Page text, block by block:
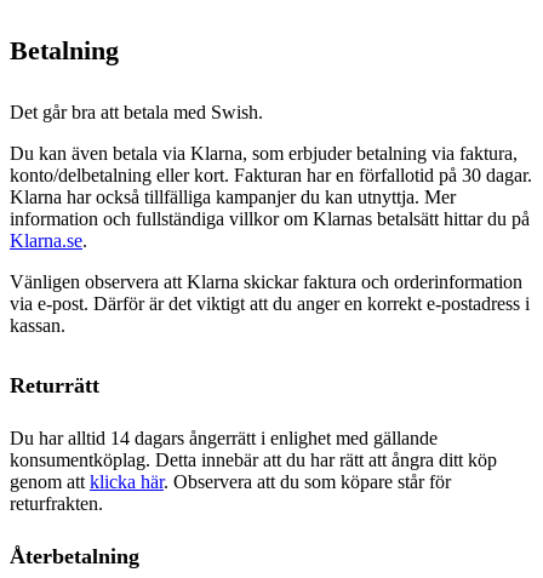
Betalning
Det går bra att betala med Swish.
Du kan även betala via Klarna, som erbjuder betalning via faktura,
konto/delbetalning eller kort. Fakturan har en förfallotid på 30 dagar.
Klarna har också tillfälliga kampanjer du kan utnyttja. Mer
information och fullständiga villkor om Klarnas betalsätt hittar du på
Klarna.se.
Vänligen observera att Klarna skickar faktura och orderinformation
via e-post. Därför är det viktigt att du anger en korrekt e-postadress i
kassan.
Returrätt
Du har alltid 14 dagars ångerrätt i enlighet med gällande
konsumentköplag. Detta innebär att du har rätt att ångra ditt köp
genom att klicka här. Observera att du som köpare står för
returfrakten.
Återbetalning